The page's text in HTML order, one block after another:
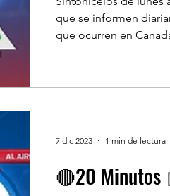
que se informen
que ocurren en
🔴20 Minutos
7 dic 2023 1 min de lectura